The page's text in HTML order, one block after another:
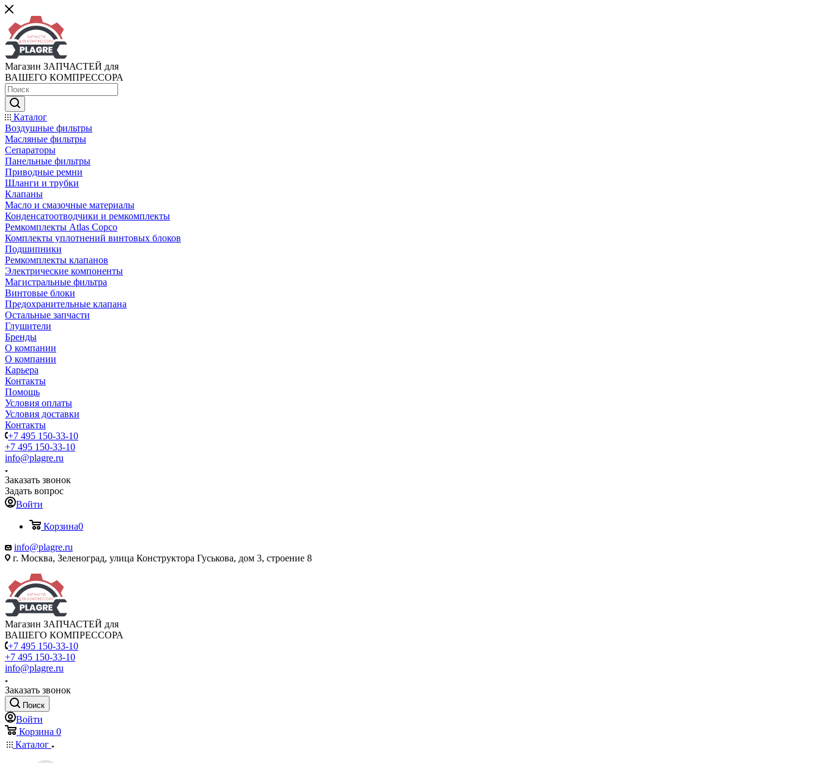
Магазин ЗАПЧАСТЕЙ для
ВАШЕГО КОМПРЕССОРА
Каталог
Воздушные фильтры
Масляные фильтры
Сепараторы
Панельные фильтры
Приводные ремни
Шланги и трубки
Клапаны
Масло и смазочные материалы
Конденсатоотводчики и ремкомплекты
Ремкомплекты Atlas Copco
Комплекты уплотнений винтовых блоков
Подшипники
Ремкомплекты клапанов
Электрические компоненты
Магистральные фильтра
Винтовые блоки
Предохранительные клапана
Остальные запчасти
Глушители
Бренды
О компании
О компании
Карьера
Контакты
Помощь
Условия оплаты
Условия доставки
Контакты
+7 495 150-33-10
+7 495 150-33-10
info@plagre.ru
Заказать звонок
Задать вопрос
Войти
Корзина0
info@plagre.ru
г. Москва, Зеленоград, улица Конструктора Гуськова, дом 3, строение 8
Магазин ЗАПЧАСТЕЙ для
ВАШЕГО КОМПРЕССОРА
+7 495 150-33-10
+7 495 150-33-10
info@plagre.ru
Заказать звонок
Поиск
Войти
Корзина 0
Каталог